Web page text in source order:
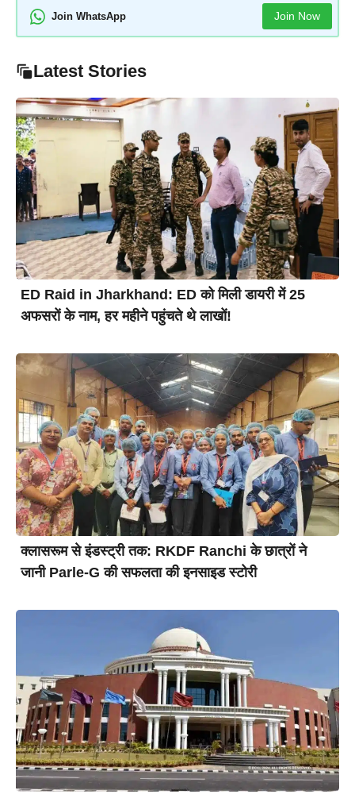
Join WhatsApp Join Now
Latest Stories
ED Raid in Jharkhand: ED को मिली डायरी में 25
अफसरों के नाम, हर महीने पहुंचते थे लाखों!
क्लासरूम से इंडस्ट्री तक: RKDF Ranchi के छात्रों ने
जानी Parle-G की सफलता की इनसाइड स्टोरी